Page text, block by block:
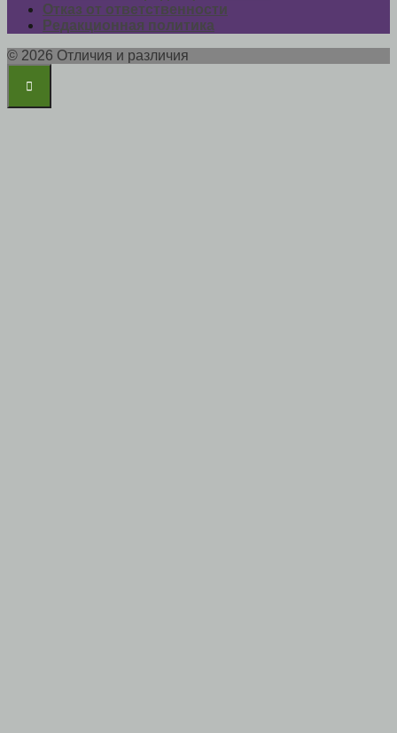
Отказ от ответственности
Редакционная политика
© 2026 Отличия и различия